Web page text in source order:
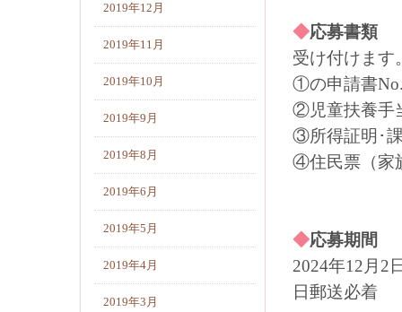
◆応募
受け付けます
①の申請書
②児童扶養手
③所得証明･
④住民票（家
◆応募期間
2024年12月2
日郵送必着
2019年12月
2019年11月
2019年10月
2019年9月
2019年8月
2019年6月
2019年5月
2019年4月
2019年3月